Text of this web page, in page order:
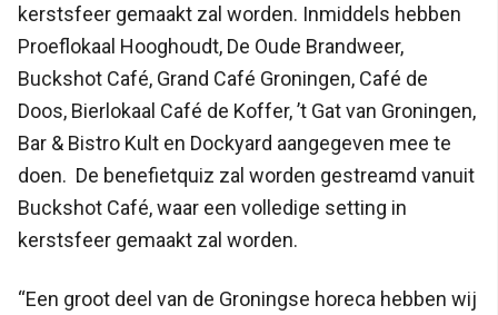
kerstsfeer gemaakt zal worden. Inmiddels hebben
Proeflokaal Hooghoudt, De Oude Brandweer,
Buckshot Café, Grand Café Groningen, Café de
Doos, Bierlokaal Café de Koffer, ’t Gat van Groningen,
Bar & Bistro Kult en Dockyard aangegeven mee te
doen. De benefietquiz zal worden gestreamd vanuit
Buckshot Café, waar een volledige setting in
kerstsfeer gemaakt zal worden.
“Een groot deel van de Groningse horeca hebben wij